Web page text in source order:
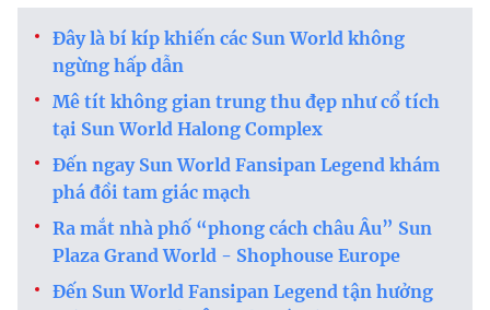
Đây là bí kíp khiến các Sun World không
ngừng hấp dẫn
Mê tít không gian trung thu đẹp như cổ tích
tại Sun World Halong Complex
Đến ngay Sun World Fansipan Legend khám
phá đồi tam giác mạch
Ra mắt nhà phố “phong cách châu Âu” Sun
Plaza Grand World - Shophouse Europe
Đến Sun World Fansipan Legend tận hưởng